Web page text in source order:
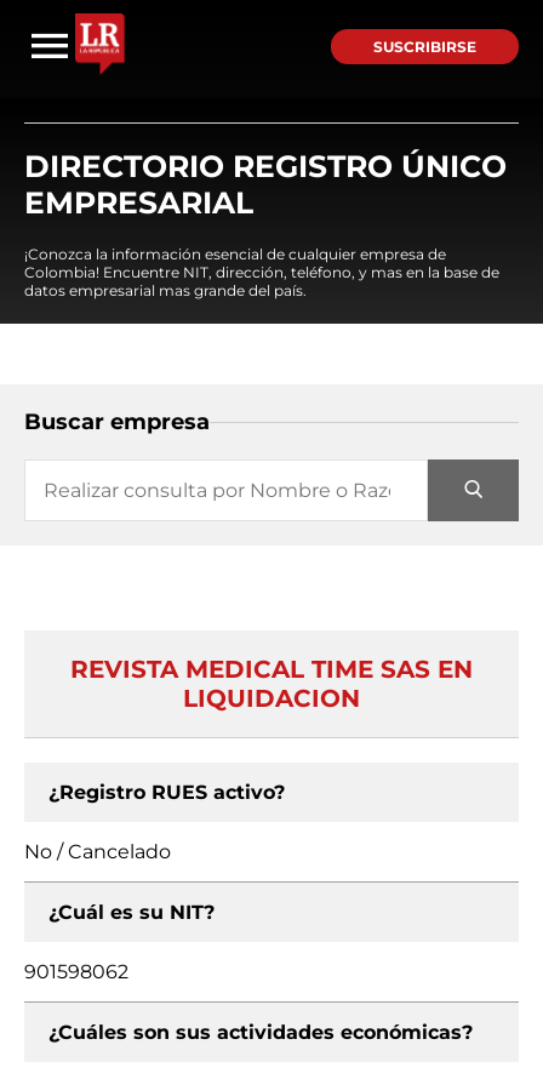
SUSCRIBIRSE
DIRECTORIO REGISTRO ÚNICO
EMPRESARIAL
¡Conozca la información esencial de cualquier empresa de
Colombia! Encuentre NIT, dirección, teléfono, y mas en la base de
datos empresarial mas grande del país.
Buscar empresa
REVISTA MEDICAL TIME SAS EN
LIQUIDACION
¿Registro RUES activo?
No / Cancelado
¿Cuál es su NIT?
901598062
¿Cuáles son sus actividades económicas?